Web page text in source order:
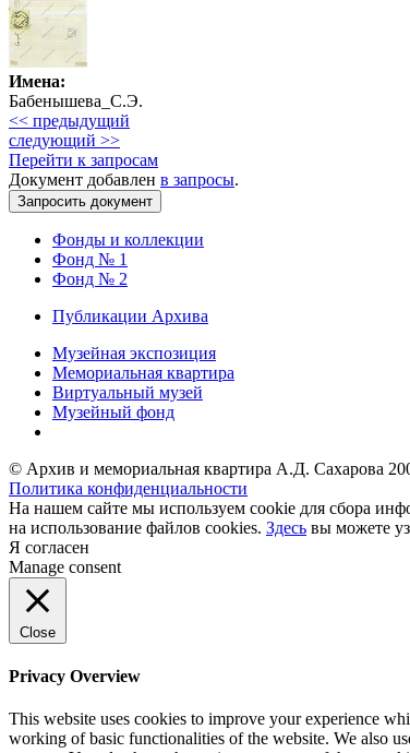
Имена:
Бабенышева_С.Э.
<< предыдущий
следующий >>
Перейти к запросам
Документ добавлен в запросы.
Фонды и коллекции
Фонд № 1
Фонд № 2
Публикации Архива
Музейная экспозиция
Мемориальная квартира
Виртуальный музей
Музейный фонд
© Архив и мемориальная квартира А.Д. Сахарова
Политика конфиденциальности
На нашем сайте мы используем cookie для сбора
на использование файлов cookies. Здесь вы можете
Я согласен
Manage consent
Close
Privacy Overview
This website uses cookies to improve your experience
working of basic functionalities of the website. We also